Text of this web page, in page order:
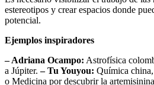
estereotipos y crear espacios donde
potencial.
Ejemplos inspiradores
– Adriana Ocampo: Astrofísica
a Júpiter.– Tu Youyou: Química
o Medicina por descubrir la